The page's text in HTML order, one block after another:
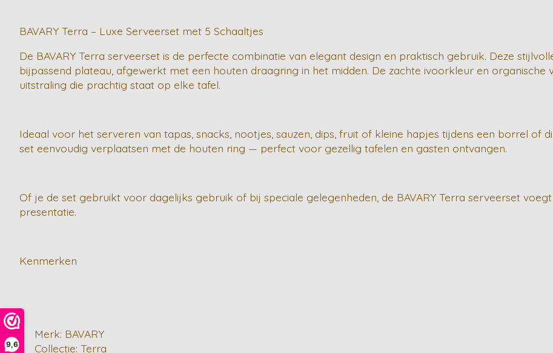
9,6
BAVARY Terra – Luxe Serveerset met 5 Schaaltjes
De BAVARY Terra serveerset is de perfecte combinatie van elegant design en praktisch gebruik. Deze
bijpassend plateau, afgewerkt met een houten draagring in het midden. De zachte ivoorkleur en organische
uitstraling die prachtig staat op elke tafel.
Ideaal voor het serveren van tapas, snacks, nootjes, sauzen, dips, fruit of kleine hapjes tijdens een borrel of
set eenvoudig verplaatsen met de houten ring — perfect voor gezellig tafelen en gasten ontvangen.
Of je de set gebruikt voor dagelijks gebruik of bij speciale gelegenheden, de BAVARY Terra serveerset
presentatie.
Kenmerken
Merk: BAVARY
Collectie: Terra